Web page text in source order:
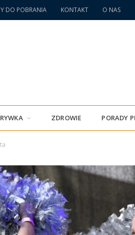
DO POBRANIA KONTAKT O NAS
ZDROWIE PORADY